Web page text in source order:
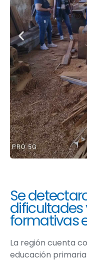
Se
dificultades
formativas
La región cuenta
educación